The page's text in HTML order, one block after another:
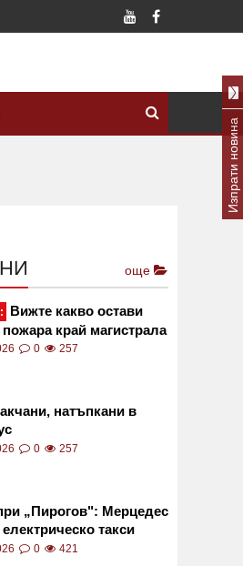
още
Вижте какво остави
край магистрала
0 257
натъпкани в
0 257
„Пирогов": Мерцедес
такси
0 421
Изпрати новина